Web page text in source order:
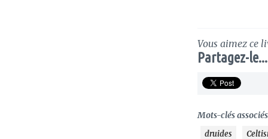
Vous aimez ce
Partagez-le...
Mots-clés
druides